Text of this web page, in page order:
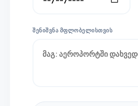
ᲨᲔᲜᲘᲨᲕᲜᲐ ᲛᲤᲚᲝᲑᲔᲚᲘᲡᲗᲕᲘᲡ